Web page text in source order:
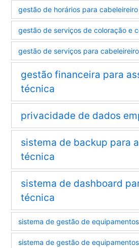
gestão de horários para
gestão de serviços de coloração e
gestão de serviços para
gestão financeira para
técnica
privacidade de dados
sistema de backup para
técnica
sistema de dashboard
técnica
sistema de gestão de equipamentos
sistema de gestão de